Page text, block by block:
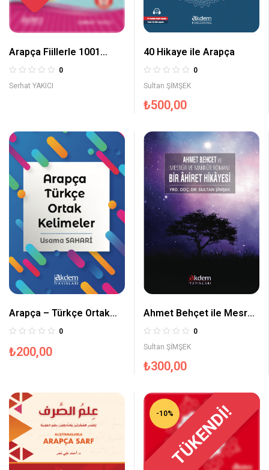
Arapça Fiillerle 1001
Cümle
0
Serhat YAKICI
40 Hikaye ile Arapça
0
Sultan ŞİMŞEK
₺500,00
Arapça – Türkçe Ortak
Kelimeler
0
₺200,00
Ahmet Behçet ile Mesrur
ve Makrur Romanı Bir
Ahiret Hikayesi
0
Sultan ŞİMŞEK
₺300,00
-10%TÜKENDİ!